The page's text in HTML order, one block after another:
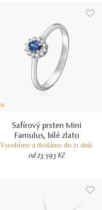
Safírový prsten Mini
Famulus, bílé zlato
Vyrobíme a dodáme do 21 dnů.
od 23 593 Kč